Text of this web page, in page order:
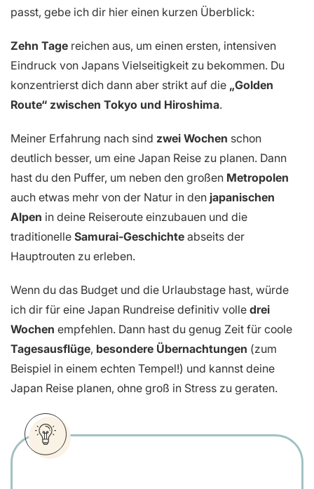
passt, gebe ich dir hier einen kurzen Überblick:
Zehn Tage reichen aus, um einen ersten, intensiven
Eindruck von Japans Vielseitigkeit zu bekommen. Du
konzentrierst dich dann aber strikt auf die „Golden
Route“ zwischen Tokyo und Hiroshima.
Meiner Erfahrung nach sind zwei Wochen schon
deutlich besser, um eine Japan Reise zu planen. Dann
hast du den Puffer, um neben den großen Metropolen
auch etwas mehr von der Natur in den japanischen
Alpen in deine Reiseroute einzubauen und die
traditionelle Samurai-Geschichte abseits der
Hauptrouten zu erleben.
Wenn du das Budget und die Urlaubstage hast, würde
ich dir für eine Japan Rundreise definitiv volle drei
Wochen empfehlen. Dann hast du genug Zeit für coole
Tagesausflüge, besondere Übernachtungen (zum
Beispiel in einem echten Tempel!) und kannst deine
Japan Reise planen, ohne groß in Stress zu geraten.